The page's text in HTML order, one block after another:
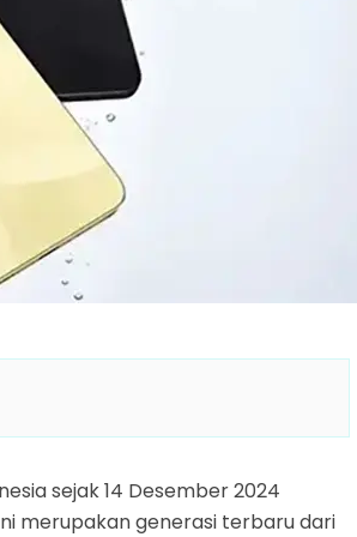
sejak 14 Desember 2024
merupakan generasi terbaru dari